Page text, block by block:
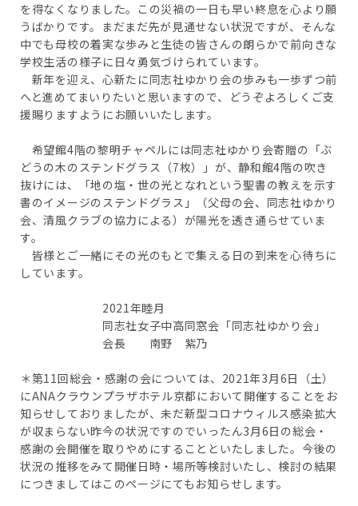
を得なくなりました。この災禍の一日も早い終息を心より願
うばかりです。まだまだ先が見通せない状況ですが、そんな
中でも母校の着実な歩みと生徒の皆さんの朗らかで前向きな
学校生活の様子に日々勇気づけられています。
新年を迎え、心新たに同志社ゆかり会の歩みも一歩ずつ前
へと進めてまいりたいと思いますので、どうぞよろしくご支
援賜りますようにお願いいたします。
希望館4階の黎明チャペルには同志社ゆかり会寄贈の「ぶ
どうの木のステンドグラス（7枚）」が、静和館4階の吹き
抜けには、「地の塩・世の光となれという聖書の教えを示す
書のイメージのステンドグラス」（父母の会、同志社ゆかり
会、清風クラブの協力による）が陽光を透き通らせていま
す。
皆様とご一緒にその光のもとで集える日の到来を心待ちに
しています。
2021年睦月
同志社女子中高同窓会「同志社ゆかり会」
会長 南野 紫乃
＊第11回総会・感謝の会については、2021年3月6日（土）
にANAクラウンプラザホテル京都において開催することをお
知らせしておりましたが、未だ新型コロナウィルス感染拡大
が収まらない昨今の状況ですのでいったん3月6日の総会・
感謝の会開催を取りやめにすることといたしました。今後の
状況の推移をみて開催日時・場所等検討いたし、検討の結果
につきましてはこのページにてもお知らせします。